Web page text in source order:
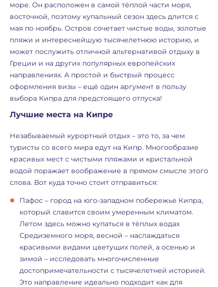
море. Он расположен в самой тёплой части моря,
восточной, поэтому купальный сезон здесь длится с
мая по ноябрь. Остров сочетает чистые воды, золотые
пляжи и интереснейшую тысячелетнюю историю, и
может послужить отличной альтернативой отдыху в
Греции и на других популярных европейских
направлениях. А простой и быстрый процесс
оформления визы – ещё один аргумент в пользу
выбора Кипра для предстоящего отпуска!
Лучшие места на Кипре
Незабываемый курортный отдых – это то, за чем
туристы со всего мира едут на Кипр. Многообразие
красивых мест с чистыми пляжами и кристальной
водой поражает воображение в прямом смысле этого
слова. Вот куда точно стоит отправиться:
Пафос – город на юго-западном побережье Кипра,
который славится своим умеренным климатом.
Летом здесь можно купаться в тёплых водах
Средиземного моря, весной – наслаждаться
красивыми видами цветущих полей, а осенью и
зимой – исследовать многочисленные
достопримечательности с тысячелетней историей.
Это направление идеально подходит как для